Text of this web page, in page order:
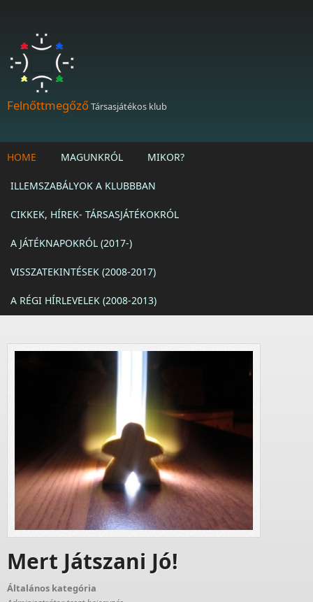
FelnőttmegőzőTársasjátékos klub
HOME MAGUNKRÓL MIKOR?
ILLEMSZABÁLYOK A KLUBBBAN
CIKKEK, HÍREK- TÁRSASJÁTÉKOKRÓL
A JÁTÉKNAPOKRÓL (2017-)
VISSZATEKINTÉSEK (2008-2017)
A RÉGI HÍRLEVELEK (2008-2013)
Mert Játszani Jó!
Általános kategória